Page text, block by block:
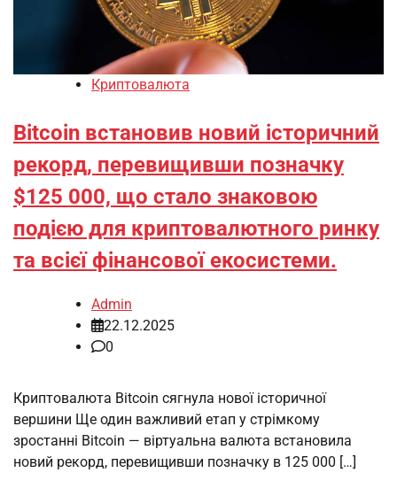
Криптовалюта
Bitcoin встановив новий історичний
рекорд, перевищивши позначку
$125 000, що стало знаковою
подією для криптовалютного ринку
та всієї фінансової екосистеми.
Admin
22.12.2025
0
Криптовалюта Bitcoin сягнула нової історичної
вершини Ще один важливий етап у стрімкому
зростанні Bitcoin — віртуальна валюта встановила
новий рекорд, перевищивши позначку в 125 000 […]